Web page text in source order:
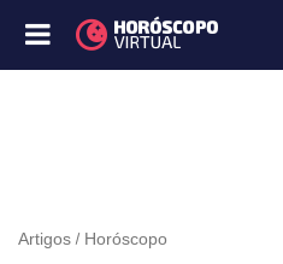
Artigos Horóscopo